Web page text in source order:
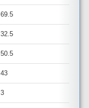
69.5
32.5
50.5
43
3